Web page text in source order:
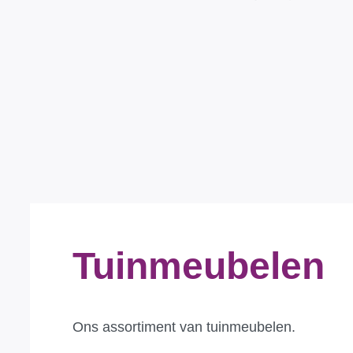
Tuinmeubelen
Ons assortiment van tuinmeubelen.